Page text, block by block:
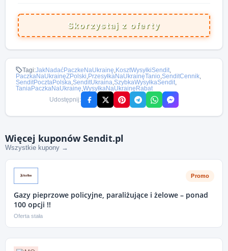
Skorzystaj z oferty
Tagi:JakNadaćPaczkeNaUkrainę KosztWysyłkiSendit
PaczkaNaUkrainęZPolski,PrzesyłkaNaUkrainęTanio,SenditCennik,
SenditPocztaPolska,SenditUkraina,SzybkaWysyłkaSendit,
TaniaPaczkaNaUkrainę,WysyłkaNaUkrainęRabat
Udostępnij:
Więcej kuponów Sendit.pl
Wszystkie kupony →
Promo
Gazy pieprzowe policyjne, paraliżujące i żelowe – ponad
100 opcji !!
Oferta stała